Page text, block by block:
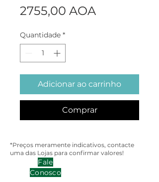
2755,00 AOA
Quantidade *
Adicionar ao carrinho
Comprar
*Preços meramente indicativos, contacte
uma das Lojas para confirmar valores!
Fale
Conosco